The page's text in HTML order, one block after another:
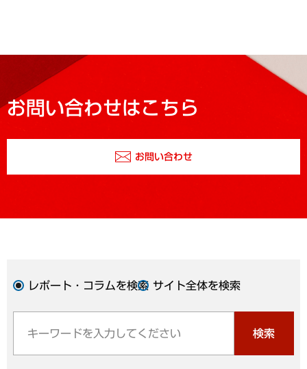
お問い合わせはこちら
お問い合わせ
レポート・コラムを検索 サイト全体を検索
検索